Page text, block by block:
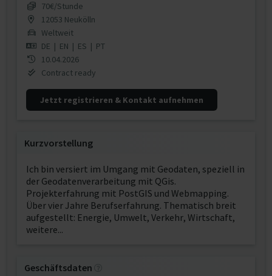
70€/Stunde
12053 Neukölln
Weltweit
DE | EN | ES | PT
10.04.2026
Contract ready
Jetzt registrieren & Kontakt aufnehmen
Kurzvorstellung
Ich bin versiert im Umgang mit Geodaten, speziell in
der Geodatenverarbeitung mit QGis.
Projekterfahrung mit PostGIS und Webmapping.
Über vier Jahre Berufserfahrung. Thematisch breit
aufgestellt: Energie, Umwelt, Verkehr, Wirtschaft,
weitere...
Geschäftsdaten